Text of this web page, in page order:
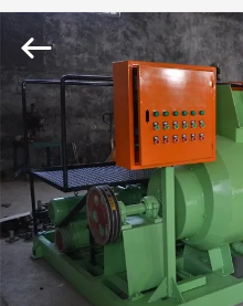
CASA
PRODUTOS
VÍDEOS
Packing
Machinery
Factory.
Reserved.